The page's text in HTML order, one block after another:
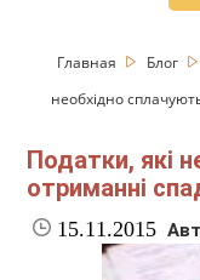
Главная Блог
необхідно
Податки, які
отриманні
15.11.2015